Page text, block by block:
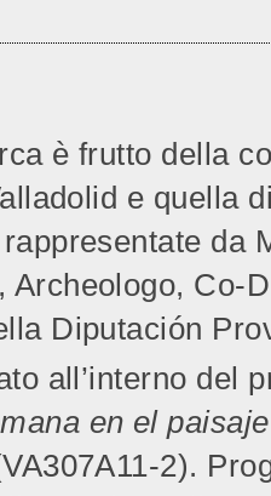
è frutto della
e quella
da
Archeologo, Co-
Diputación
all’interno del
en el
2).